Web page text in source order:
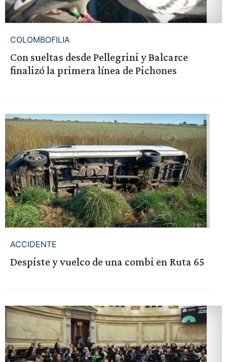
COLOMBOFILIA
Con sueltas desde Pellegrini y Balcarce
finalizó la primera línea de Pichones
ACCIDENTE
Despiste y vuelco de una combi en Ruta 65